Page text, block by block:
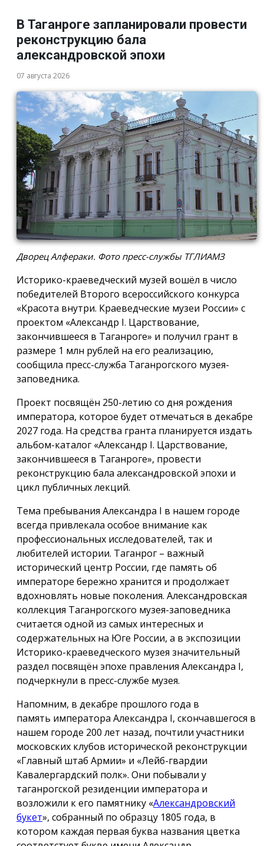
В Таганроге запланировали провести
реконструкцию бала
александровской эпохи
07 августа 2026
Дворец Алфераки. Фото пресс-службы ТГЛИАМЗ
Историко-краеведческий музей вошёл в число
победителей Второго всероссийского конкурса
«Красота внутри. Краеведческие музеи России» с
проектом «Александр I. Царствование,
закончившееся в Таганроге» и получил грант в
размере 1 млн рублей на его реализацию,
сообщила пресс-служба Таганрогского музея-
заповедника.
Проект посвящён 250-летию со дня рождения
императора, которое будет отмечаться в декабре
2027 года. На средства гранта планируется издать
альбом-каталог «Александр I. Царствование,
закончившееся в Таганроге», провести
реконструкцию бала александровской эпохи и
цикл публичных лекций.
Тема пребывания Александра I в нашем городе
всегда привлекала особое внимание как
профессиональных исследователей, так и
любителей истории. Таганрог – важный
исторический центр России, где память об
императоре бережно хранится и продолжает
вдохновлять новые поколения. Александровская
коллекция Таганрогского музея-заповедника
считается одной из самых интересных и
содержательных на Юге России, а в экспозиции
Историко-краеведческого музея значительный
раздел посвящён эпохе правления Александра I,
подчеркнули в пресс-службе музея.
Напомним, в декабре прошлого года в
память императора Александра I, скончавшегося в
нашем городе 200 лет назад, почтили участники
московских клубов исторической реконструкции
«Главный штаб Армии» и «Лейб-гвардии
Кавалергардский полк». Они побывали у
таганрогской резиденции императора и
возложили к его памятнику «Александровский
букет», собранный по образцу 1805 года, в
котором каждая первая буква названия цветка